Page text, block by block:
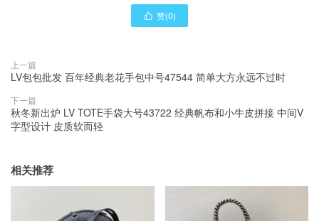
 赞(0)
上一篇
LV包包批发 百年经典老花手包中号47544 简单大方永远不过时
下一篇
秋冬新出炉 LV TOTE手袋大号43722 经典帆布和小牛皮拼接 中间V
字型设计 皮质软而轻
相关推荐